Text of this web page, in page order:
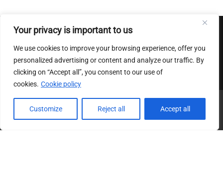
Your privacy is important to us
We use cookies to improve your browsing experience, offer you
personalized advertising or content and analyze our traffic. By
clicking on “Accept all”, you consent to our use of
cookies. Cookie policy
Customize Reject all Accept all
Conditions Generales de ventes|Mentions Legales |Charte
sur le respect de la vie privee
Imaginologie.fr | Tous droits reserves